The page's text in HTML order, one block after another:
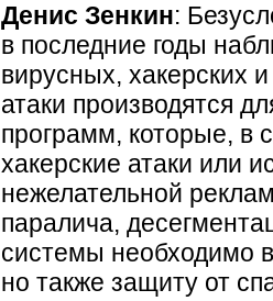
Денис Зенкин:
в последние годы
вирусных, хакерских
атаки производятся
программ, которые, в
хакерские атаки или
нежелательной
паралича,
системы необходимо
но также защиту от